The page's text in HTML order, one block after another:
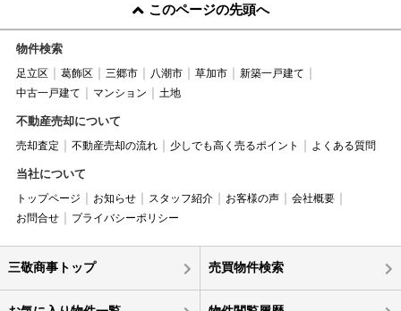
このページの先頭へ
物件検索
足立区 葛飾区 三郷市 八潮市 草加市
新築一戸建て
中古一戸建て
マンション 土地
不動産売却について
売却査定 不動産売却の流れ 少しでも高く売るポイント よくある質問
当社について
トップページ お知らせ スタッフ紹介 お客様の声
会社概要
お問合せ
プライバシーポリシー
三敬商事トップ 売買物件検索